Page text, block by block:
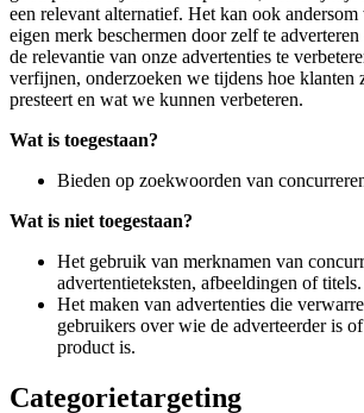
een relevant alternatief. Het kan ook
eigen merk beschermen door zelf te
de relevantie van onze advertenties te
verfijnen, onderzoeken we tijdens hoe klanten
presteert en wat we kunnen verbeteren.
Wat is toegestaan?
Bieden op zoekwoorden van
Wat is niet toegestaan?
Het gebruik van merknamen van
advertentieteksten, afbeeldingen of titels.
Het maken van advertenties die
gebruikers over wie de adverteerder is
product is.
Categorietargeting